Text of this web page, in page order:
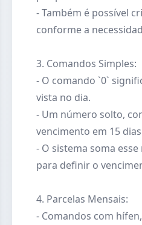
- Também é possível
conforme a
3. Comandos Simples:
- O comando `0`
vista no dia.
- Um número solto,
vencimento em 15
- O sistema soma
para definir o
4. Parcelas Mensais:
- Comandos com